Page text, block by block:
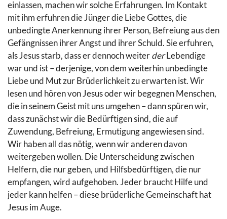
einlassen, machen wir solche Erfahrungen. Im Kontakt
mit ihm erfuhren die Jünger die Liebe Gottes, die
unbedingte Anerkennung ihrer Person, Befreiung aus den
Gefängnissen ihrer Angst und ihrer Schuld. Sie erfuhren,
als Jesus starb, dass er dennoch weiterderLebendige
war und ist – derjenige, von dem weiterhin unbedingte
Liebe und Mut zur Brüderlichkeit zu erwarten ist. Wir
lesen und hören von Jesus oder wir begegnen Menschen,
die in seinem Geist mit uns umgehen – dann spüren wir,
dass zunächst wir die Bedürftigen sind, die auf
Zuwendung, Befreiung, Ermutigung angewiesen sind.
Wir haben all das nötig, wenn wir anderen davon
weitergeben wollen. Die Unterscheidung zwischen
Helfern, die nur geben, und Hilfsbedürftigen, die nur
empfangen, wird aufgehoben. Jeder braucht Hilfe und
jeder kann helfen – diese brüderliche Gemeinschaft hat
Jesus im Auge.